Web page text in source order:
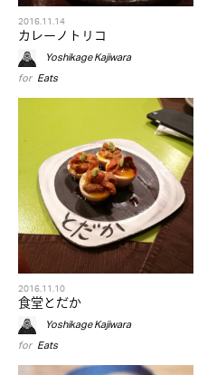
2016.11.14
カレーノトリコ
Yoshikage Kajiwara
for Eats
2016.11.10
食堂とだか
Yoshikage Kajiwara
for Eats